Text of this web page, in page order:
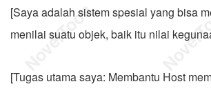
[Saya adalah sistem spesial yang bisa
menilai suatu objek, baik itu nilai
[Tugas utama saya: Membantu Host